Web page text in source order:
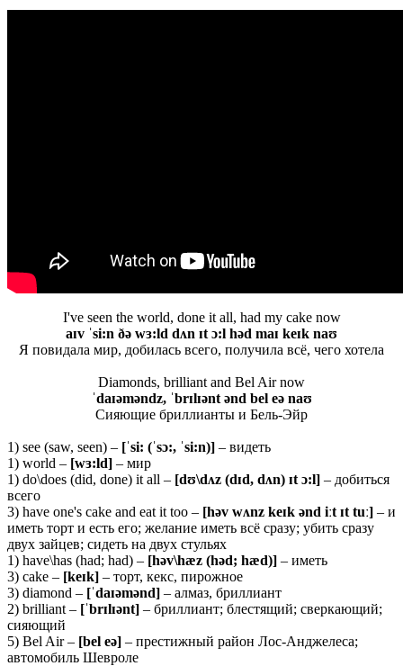
I've seen the world, done it all, had my cake now
aɪv ˈsi:n ðə wɜ:ld dʌn ɪt ɔ:l həd maɪ keɪk naʊ
Я повидала мир, добилась всего, получила всё, чего хотела
Diamonds, brilliant and Bel Air now
ˈdaɪəməndz, ˈbrɪlɪənt ənd bel eə naʊ
Сияющие бриллианты и Бель-Эйр
1) see (saw, seen) – [ˈsi: (ˈsɔ:, ˈsi:n)] – видеть
1) world – [wɜ:ld] – мир
1) do\does (did, done) it all – [dʊ\dʌz (dɪd, dʌn) ɪt ɔ:l] – добиться
всего
3) have one's cake and eat it too – [həv wʌnz keɪk ənd iːt ɪt tuː] – и
иметь торт и есть его; желание иметь всё сразу; убить сразу
двух зайцев; сидеть на двух стульях
1) have\has (had; had) – [həv\hæz (həd; hæd)] – иметь
3) cake – [keɪk] – торт, кекс, пирожное
3) diamond – [ˈdaɪəmənd] – алмаз, бриллиант
2) brilliant – [ˈbrɪlɪənt] – бриллиант; блестящий; сверкающий;
сияющий
5) Bel Air – [bel eə] – престижный район Лос-Анджелеса;
автомобиль Шевроле